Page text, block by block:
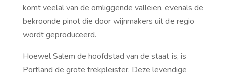
komt veelal van de omliggende valleien, evenals de
bekroonde pinot die door wijnmakers uit de regio
wordt geproduceerd.
Hoewel Salem de hoofdstad van de staat is, is
Portland de grote trekpleister. Deze levendige